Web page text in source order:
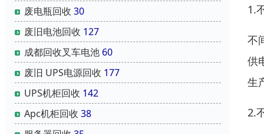
废电瓶回收 30
废旧电池回收 127
成都回收叉车电池 60
废旧 UPS电源回收 177
UPS机柜回收 142
Apc机柜回收 38
1.
不
供
生
2.